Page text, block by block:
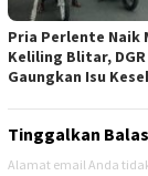
Pria Perlente Naik
Keliling Blitar, DGR
Gaungkan Isu
Tinggalkan
Alamat email Anda